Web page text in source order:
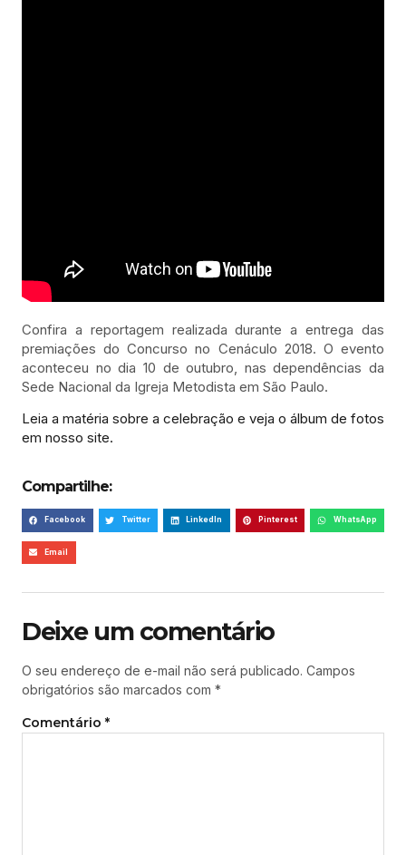
Confira a reportagem realizada durante a entrega das
premiações do Concurso no Cenáculo 2018. O evento
aconteceu no dia 10 de outubro, nas dependências da
Sede Nacional da Igreja Metodista em São Paulo.
Leia a matéria sobre a celebração e veja o álbum de fotos
em nosso site.
Compartilhe:
Facebook Twitter LinkedIn Pinterest WhatsApp
Email
Deixe um comentário
O seu endereço de e-mail não será publicado. Campos
obrigatórios são marcados com *
Comentário *